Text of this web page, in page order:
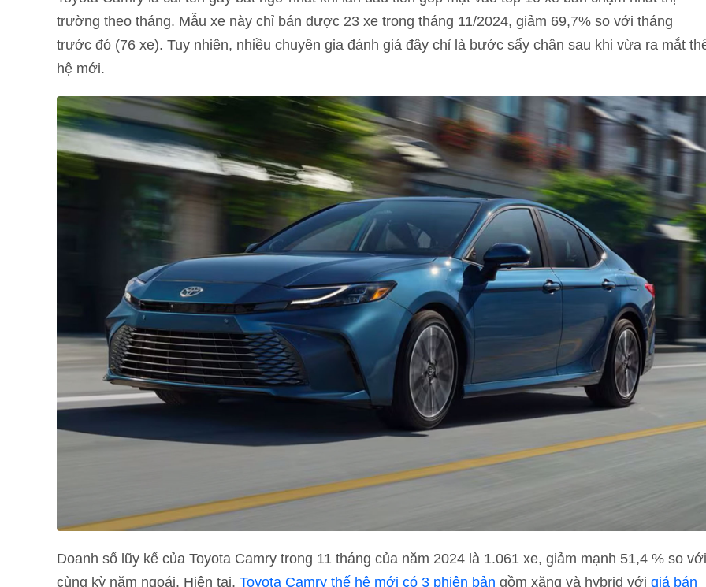
trường theo tháng. Mẫu xe này chỉ bán được 23 xe trong tháng 11/2024, giảm 69,7% so với tháng
trước đó (76 xe). Tuy nhiên, nhiều chuyên gia đánh giá đây chỉ là bước sẩy chân sau khi vừa ra mắt
hệ mới.
Doanh số lũy kế của Toyota Camry trong 11 tháng của năm 2024 là 1.061 xe, giảm mạnh 51,4 % so với
cùng kỳ năm ngoái. Hiện tại, Toyota Camry thế hệ mới có 3 phiên bản gồm xăng và hybrid với giá bán